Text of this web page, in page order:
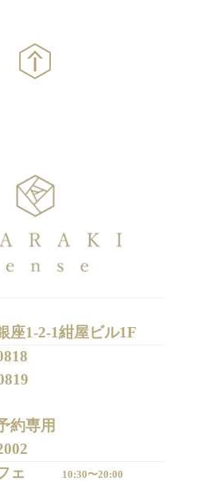
座1-2-1紺屋ビル1F
約専用
ェ
10:30〜20:00